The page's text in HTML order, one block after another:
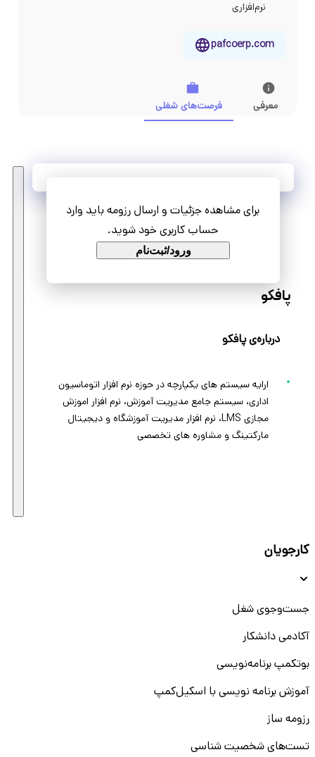
نرم‌افزاری
pafcoerp.com
معرفی فرصت‌های شغلی
برای مشاهده جزئیات و ارسال رزومه باید وارد
حساب کاربری خود شوید.
ورود/ثبت‌نام
مشاهده همه فرصت‌ها
پافکو
درباره‌ی پافکو
ارایه سیستم های یکپارچه در حوزه نرم افزار اتوماسیون
اداری، سیستم جامع مدیریت آموزش، نرم افزار اموزش
مجازی LMS، نرم افزار مدیریت آموزشگاه و دیجیتال
مارکتینگ و مشاوره های تخصصی
کارجویان
جست‌و‌جوی شغل
آکادمی دانشکار
بوتکمپ برنامه‌نویسی
آموزش برنامه نویسی با اسکیل‌کمپ
رزومه ساز
تست‌های شخصیت شناسی